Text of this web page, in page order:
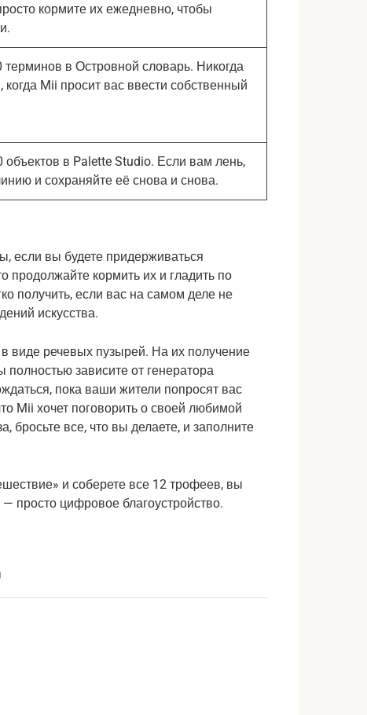
кормите их ежедневно, чтобы
терминов в Островной словарь. Никогда
Mii просит вас ввести собственный
объектов в Palette Studio. Если вам лень,
и сохраняйте её снова и снова.
если вы будете придерживаться
продолжайте кормить их и гладить по
получить, если вас на самом деле не
искусства.
виде речевых пузырей. На их получение
зависите от генератора
пока ваши жители попросят вас
Mii хочет поговорить о своей любимой
бросьте все, что вы делаете, и заполните
и соберете все 12 трофеев, вы
просто цифровое благоустройство.